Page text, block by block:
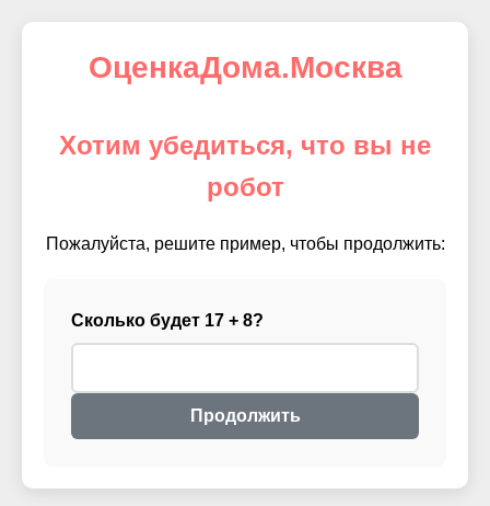
ОценкаДома.Москва
Хотим убедиться, что вы не
робот
Пожалуйста, решите пример, чтобы продолжить:
Сколько будет 17 + 8?
Продолжить